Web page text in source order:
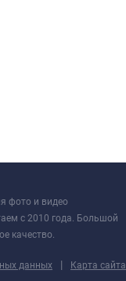
фото и видео
с 2010 года. Большой
качество.
данных | Карта сайта